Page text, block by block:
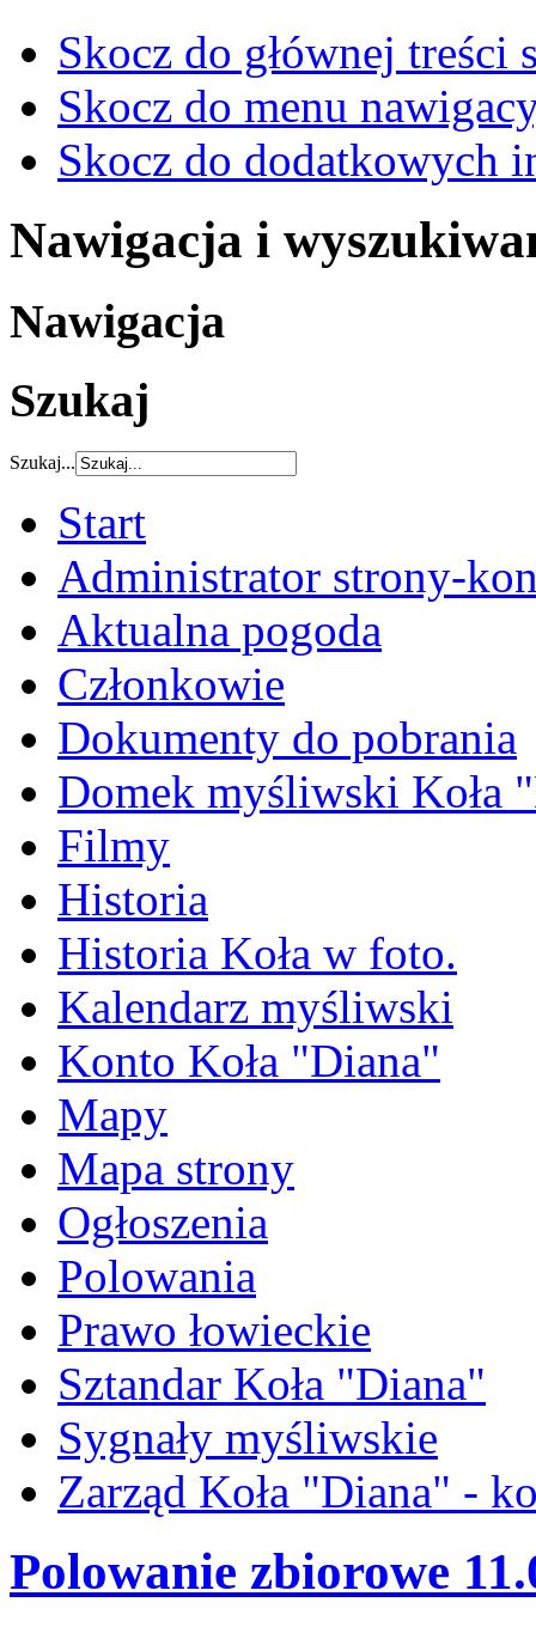
Skocz do głównej treści
Skocz do menu
Skocz do dodatkowych
Nawigacja i
Nawigacja
Szukaj
Szukaj...
Start
Administrator strony-
Aktualna pogoda
Członkowie
Dokumenty do pobrania
Domek myśliwski Koła
Filmy
Historia
Historia Koła w foto.
Kalendarz myśliwski
Konto Koła "Diana"
Mapy
Mapa strony
Ogłoszenia
Polowania
Prawo łowieckie
Sztandar Koła "Diana"
Sygnały myśliwskie
Zarząd Koła "Diana" -
Polowanie zbiorowe